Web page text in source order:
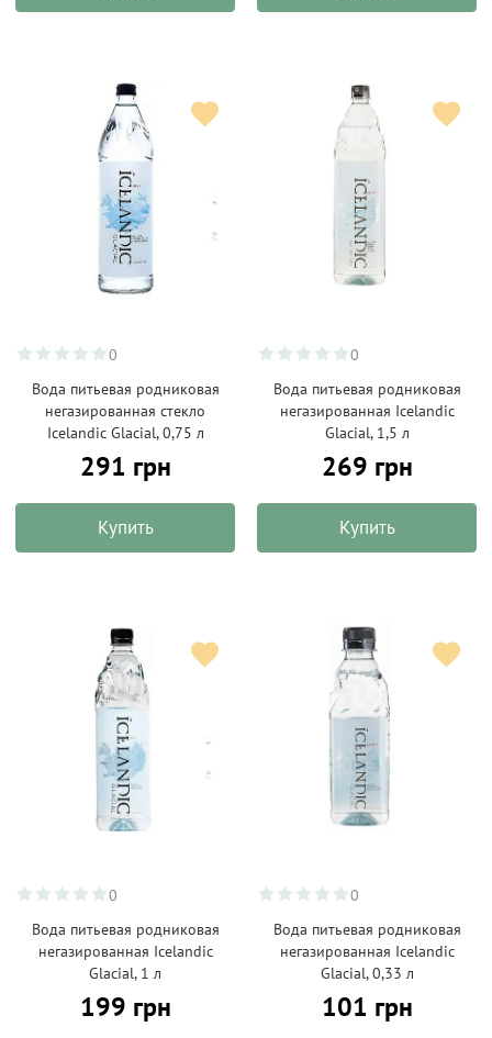
0
Вода питьевая родниковая
негазированная стекло
Icelandic Glacial, 0,75 л
291 грн
Купить
0
Вода питьевая родниковая
негазированная Icelandic
Glacial, 1,5 л
269 грн
Купить
0
Вода питьевая родниковая
негазированная Icelandic
Glacial, 1 л
199 грн
0
Вода питьевая родниковая
негазированная Icelandic
Glacial, 0,33 л
101 грн